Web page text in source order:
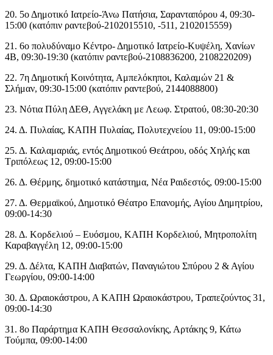
20. 5ο Δημοτικό Ιατρείο-Άνω Πατήσια, Σαρανταπόρου 4, 09:30-
15:00 (κατόπιν ραντεβού-2102015510, -511, 2102015559)
21. 6ο πολυδύναμο Κέντρο- Δημοτικό Ιατρείο-Κυψέλη, Χανίων
4Β, 09:30-19:30 (κατόπιν ραντεβού-2108836200, 2108220209)
22. 7η Δημοτική Κοινότητα, Αμπελόκηποι, Καλαμών 21 &
Σλήμαν, 09:30-15:00 (κατόπιν ραντεβού, 2144088800)
23. Νότια Πύλη ΔΕΘ, Αγγελάκη με Λεωφ. Στρατού, 08:30-20:30
24. Δ. Πυλαίας, ΚΑΠΗ Πυλαίας, Πολυτεχνείου 11, 09:00-15:00
25. Δ. Καλαμαριάς, εντός Δημοτικού Θεάτρου, οδός Χηλής και
Τριπόλεως 12, 09:00-15:00
26. Δ. Θέρμης, δημοτικό κατάστημα, Νέα Ραιδεστός, 09:00-15:00
27. Δ. Θερμαϊκού, Δημοτικό Θέατρο Επανομής, Αγίου Δημητρίου,
09:00-14:30
28. Δ. Κορδελιού – Ευόσμου, ΚΑΠΗ Κορδελιού, Μητροπολίτη
Καραβαγγέλη 12, 09:00-15:00
29. Δ. Δέλτα, ΚΑΠΗ Διαβατών, Παναγιώτου Σπύρου 2 & Αγίου
Γεωργίου, 09:00-14:00
30. Δ. Ωραιοκάστρου, Α ΚΑΠΗ Ωραιοκάστρου, Τραπεζούντος 31,
09:00-14:30
31. 8ο Παράρτημα ΚΑΠΗ Θεσσαλονίκης, Αρτάκης 9, Κάτω
Τούμπα, 09:00-14:00